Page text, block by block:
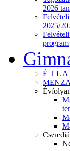
2026
2025/
program
É T L A
MENZA